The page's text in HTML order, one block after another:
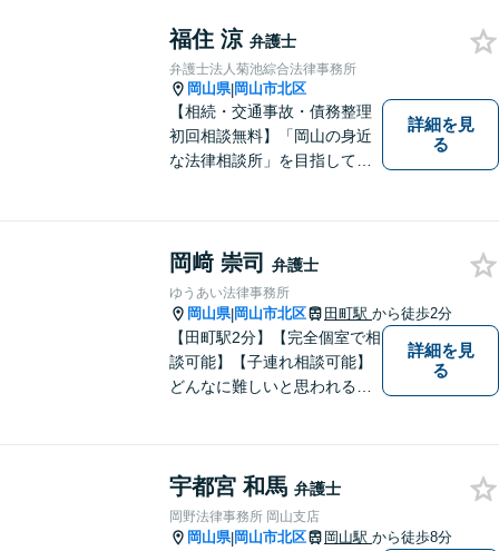
んなささいなことでも構いま
せん。お気軽にご相談くださ
い。【土曜日も受付可能】
【専用駐車場あり】
福住 涼 弁護士
弁護士法人菊池綜合法律事務所
岡山県|岡山市北区
【相続・交通事故・債務整理
初回相談無料】「岡山の身近
な法律相談所」を目指してい
んなささいなことでも構いま
せん。お気軽にご相談くださ
い。【土曜日も受付可能】
【専用駐車場あり】
詳細を見
る
岡﨑 崇司 弁護士
ゆうあい法律事務所
岡山県|岡山市北区 田町駅 から徒歩2分
【田町駅2分】【完全個室で相
談可能】【子連れ相談可能】
どんなに難しいと思われる案
ている皆さまの現状を良い方
向に変化させることができる
ように全力を尽くします。
詳細を見
る
宇都宮 和馬 弁護士
岡野法律事務所 岡山支店
岡山県|岡山市北区 岡山駅 から徒歩8分